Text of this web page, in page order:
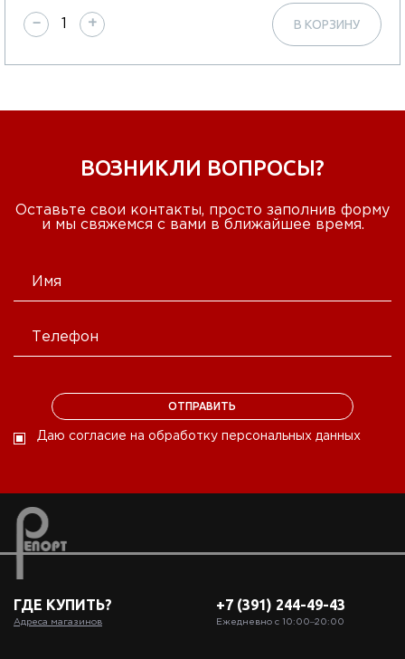
− + В КОРЗИНУ
ВОЗНИКЛИ ВОПРОСЫ?
Оставьте свои контакты, просто заполнив форму
и мы свяжемся с вами в ближайшее время.
Даю согласие на обработку персональных данных
ГДЕ КУПИТЬ?
Адреса магазинов
+7 (391) 244-49-43
Ежедневно с 10:00‒20:00